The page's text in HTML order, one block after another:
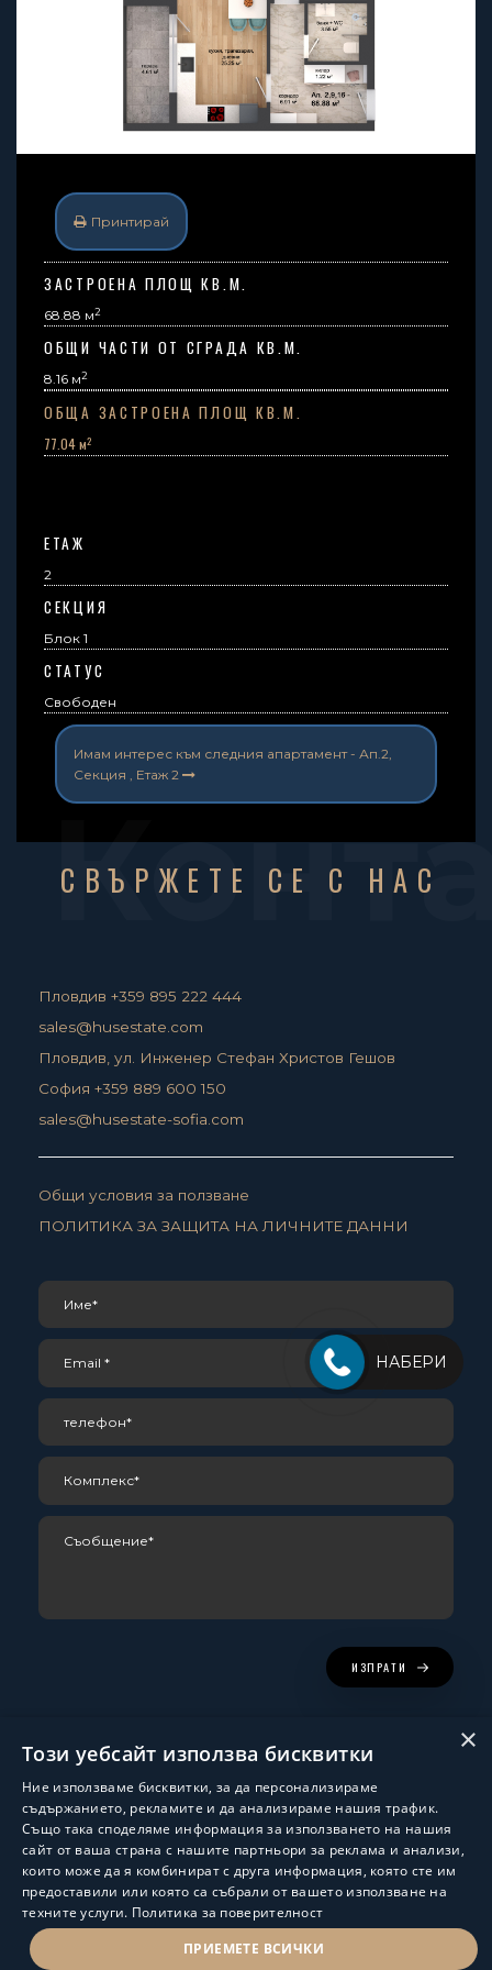
Принтирай
ЗАСТРОЕНА ПЛОЩ КВ.М.
68.88 м2
ОБЩИ ЧАСТИ ОТ СГРАДА КВ.М.
8.16 м2
ОБЩА ЗАСТРОЕНА ПЛОЩ КВ.М.
77.04 м2
ЕТАЖ
2
СЕКЦИЯ
Блок 1
СТАТУС
Свободен
Имам интерес към следния апартамент - Ап.2,
Секция , Етаж 2
СВЪРЖЕТЕ СЕ С НАС
Пловдив +359 895 222 444
sales@husestate.com
Пловдив, ул. Инженер Стефан Христов Гешов
София +359 889 600 150
sales@husestate-sofia.com
Общи условия за ползване
ПОЛИТИКА ЗА ЗАЩИТА НА ЛИЧНИТЕ ДАННИ
ИЗПРАТИ
Изработка и поддръжка:ShalomDev.com
© Hus Estate 2022. All Rights Reserved.Общи условия за ползване
НАБЕРИ
×
Този уебсайт използва бисквитки
Ние използваме бисквитки, за да персонализираме
съдържанието, рекламите и да анализираме нашия трафик.
Също така споделяме информация за използването на нашия
сайт от ваша страна с нашите партньори за реклама и анализи,
които може да я комбинират с друга информация, която сте им
предоставили или която са събрали от вашето използване на
техните услуги. Политика за поверителност
ПРИЕМЕТЕ ВСИЧКИ